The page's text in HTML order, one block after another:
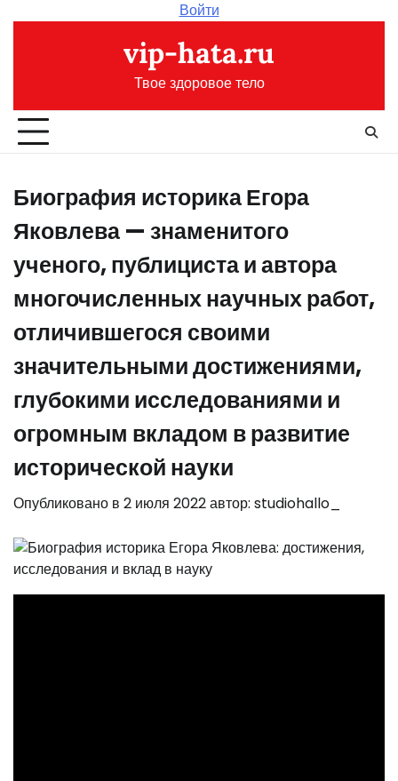
Войти
vip-hata.ru
Твое здоровое тело
Биография историка Егора
Яковлева — знаменитого
ученого, публициста и автора
многочисленных научных работ,
отличившегося своими
значительными достижениями,
глубокими исследованиями и
огромным вкладом в развитие
исторической науки
Опубликовано в 2 июля 2022автор: studiohallo_